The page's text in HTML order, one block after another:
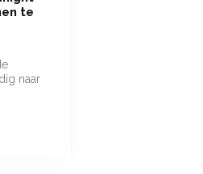
te
naar